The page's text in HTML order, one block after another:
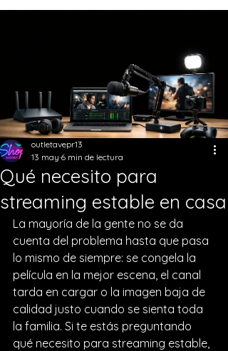
Qué necesito para
streaming estable en casa
outletavepr13
13 may 6 min de lectura
La mayoría de la gente no se da
cuenta del problema hasta que pasa
lo mismo de siempre: se congela la
película en la mejor escena, el canal
tarda en cargar o la imagen baja de
calidad justo cuando se sienta toda
la familia. Si te estás preguntando
qué necesito para streaming estable,